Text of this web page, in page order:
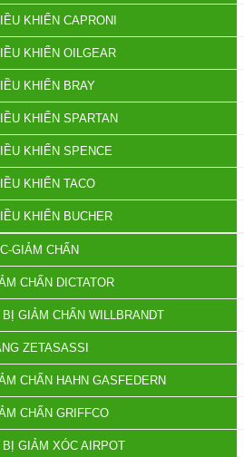
KHIỂN CAPRONI
KHIỂN OILGEAR
KHIỂN BRAY
KHIỂN SPARTAN
KHIỂN SPENCE
KHIỂN TACO
KHIỂN BUCHER
GIẢM CHẤN
CHẤN DICTATOR
GIẢM CHẤN WILLBRANDT
ZETASASSI
CHẤN HAHN GASFEDERN
CHẤN GRIFFCO
GIẢM XÓC AIRPOT